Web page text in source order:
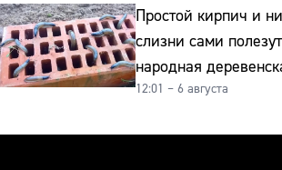
Простой кирпич и
слизни сами
народная
реально работает
12:01 – 6 августа